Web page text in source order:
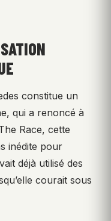
constitue un
qui a renoncé à
Race, cette
inédite pour
déjà utilisé des
courait sous